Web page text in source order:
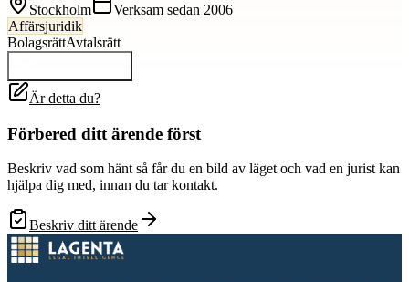
Stockholm Verksam sedan 2006
Affärsjuridik
BolagsrättAvtalsrätt
Är detta du?
Förbered ditt ärende först
Beskriv vad som hänt så får du en bild av läget och vad en jurist kan
hjälpa dig med, innan du tar kontakt.
Beskriv ditt ärende